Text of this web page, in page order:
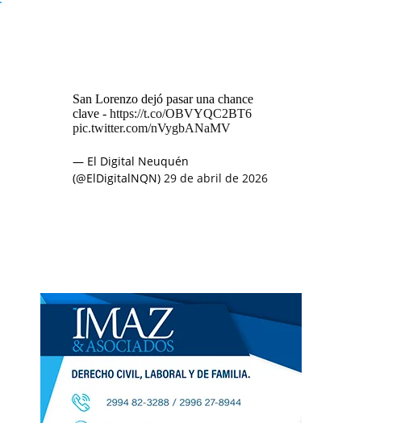
San Lorenzo dejó pasar una chance
clave - https://t.co/OBVYQC2BT6
pic.twitter.com/nVygbANaMV
— El Digital Neuquén
(@ElDigitalNQN) 29 de abril de 2026